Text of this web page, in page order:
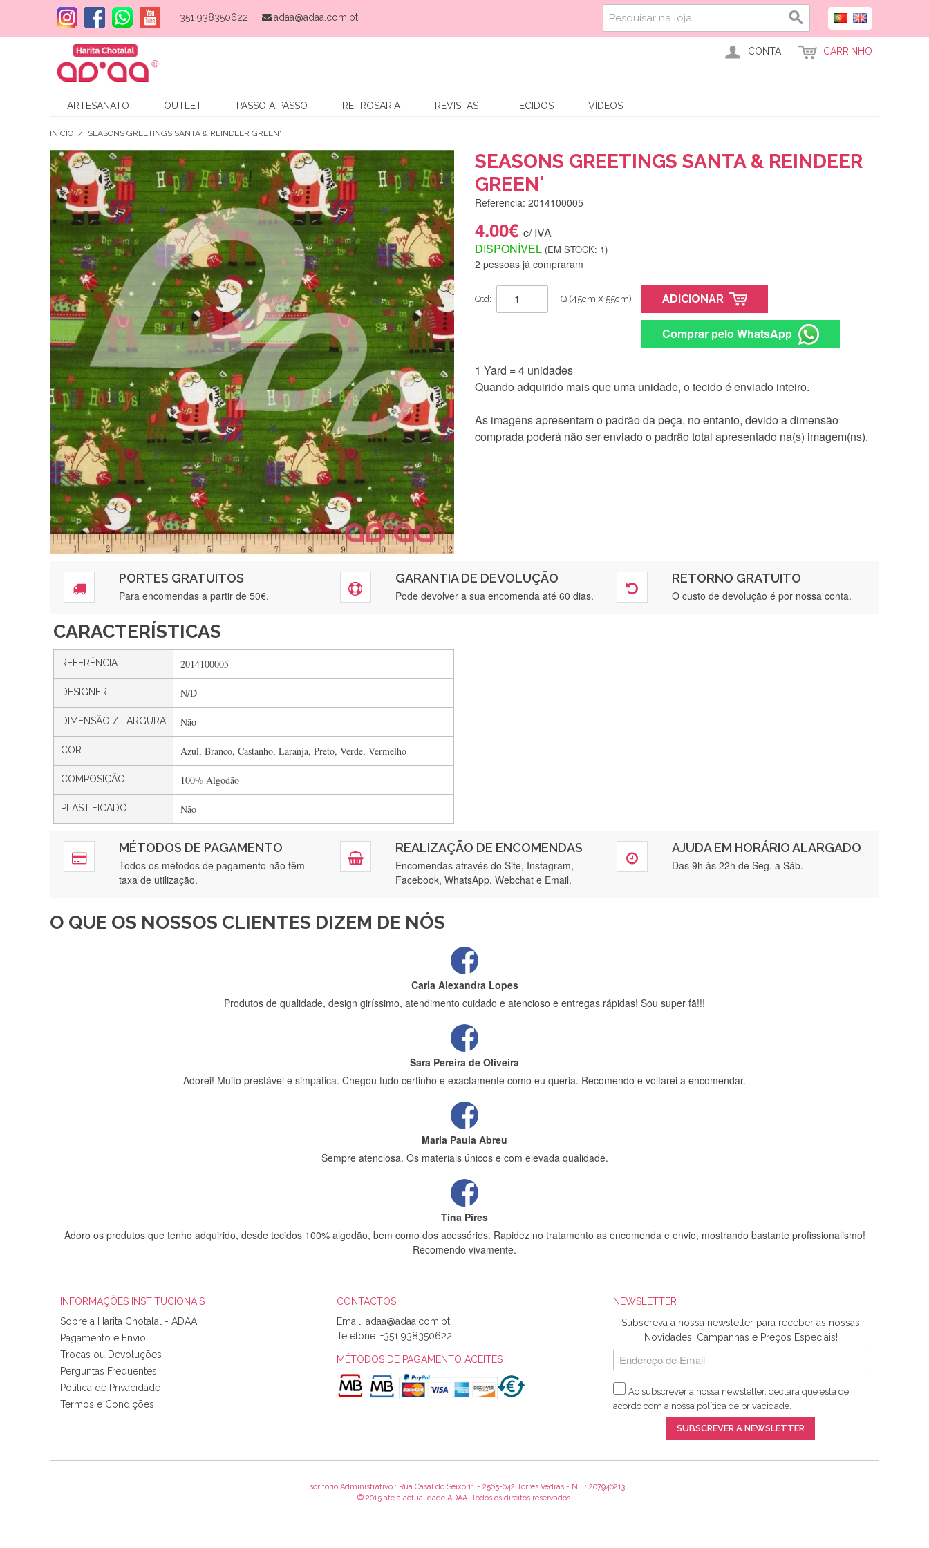
+351 938350622 adaa@adaa.com.pt
CONTA CARRINHO
ARTESANATO OUTLET PASSO A PASSO RETROSARIA REVISTAS TECIDOS VÍDEOS
INÍCIO / SEASONS GREETINGS SANTA & REINDEER GREEN'
SEASONS GREETINGS SANTA & REINDEER
GREEN'
Referencia: 2014100005
4.00€ c/ IVA
DISPONÍVEL (EM STOCK: 1)
2 pessoas já compraram
Qtd: FQ (45cm X 55cm) ADICIONAR
Comprar pelo WhatsApp
1 Yard = 4 unidades
Quando adquirido mais que uma unidade, o tecido é enviado inteiro.
As imagens apresentam o padrão da peça, no entanto, devido a dimensão
comprada poderá não ser enviado o padrão total apresentado na(s) imagem(ns).
PORTES GRATUITOS
Para encomendas a partir de 50€.
GARANTIA DE DEVOLUÇÃO
Pode devolver a sua encomenda até 60 dias.
RETORNO GRATUITO
O custo de devolução é por nossa conta.
CARACTERÍSTICAS
REFERÊNCIA 2014100005
DESIGNER N/D
DIMENSÃO / LARGURA Não
COR Azul, Branco, Castanho, Laranja, Preto, Verde, Vermelho
COMPOSIÇÃO 100% Algodão
PLASTIFICADO Não
MÉTODOS DE PAGAMENTO
Todos os métodos de pagamento não têm
taxa de utilização.
REALIZAÇÃO DE ENCOMENDAS
Encomendas através do Site, Instagram,
Facebook, WhatsApp, Webchat e Email.
AJUDA EM HORÁRIO ALARGADO
Das 9h às 22h de Seg. a Sáb.
O QUE OS NOSSOS CLIENTES DIZEM DE NÓS
Silvia Lopes
Gostei ,Serviço bastante rápido. recomendo
Rápido, atendimento 5*. Hoje chegará a segunda encomenda feita de muitas certamente❤️
Recebi a minha encomenda, rápida entrega e vinha muito bem protegida para o transporte, muito obrigada , serviço 5 estrelas
Carla Alexandra Lopes
Produtos de qualidade, design giríssimo, atendimento cuidado e atencioso e entregas rápidas! Sou super fã!!!
Sara Pereira de Oliveira
Adorei! Muito prestável e simpática. Chegou tudo certinho e exactamente como eu queria. Recomendo e voltarei a encomendar.
Maria Paula Abreu
Sempre atenciosa. Os materiais únicos e com elevada qualidade.
Tina Pires
Adoro os produtos que tenho adquirido, desde tecidos 100% algodão, bem como dos acessórios. Rapidez no tratamento as encomenda e envio, mostrando bastante profissionalismo!
Recomendo vivamente.
Sílvia Maria Bernardino Mestre
Informo que recebi hoje a encomenda, gostei muito dos tecidos.
Rosa Medeiros
Tudo chegou em condições, pois os produtos vieram muito bem acondicionados. Estou plenamente satisfeita com os produtos adquiridos. Relativamente à bolsa, tem um tecido com um
padrão e cores muito bonitas e a execução está perfeitíssima. Futuramente penso voltar a comprar na vossa loja, têm excelentes artigos a um preço muito justo. A expedição da
Alexandra Morais
INFORMAÇÕES INSTITUCIONAIS
Sobre a Harita Chotalal - ADAA
Pagamento e Envio
Trocas ou Devoluções
Perguntas Frequentes
Política de Privacidade
Termos e Condições
CONTACTOS
Email:
Telefone: +351 938350622
MÉTODOS DE PAGAMENTO ACEITES
NEWSLETTER
Subscreva a nossa newsletter para receber as nossas
Novidades, Campanhas e Preços Especiais!
Ao subscrever a nossa newsletter, declara que está de
acordo com a nossa política de privacidade.
SUBSCREVER A NEWSLETTER
Escritorio Administrativo : Rua Casal do Seixo 11 - 2565-642 Torres Vedras - NIF: 207946213
© 2015 até a actualidade ADAA. Todos os direitos reservados.